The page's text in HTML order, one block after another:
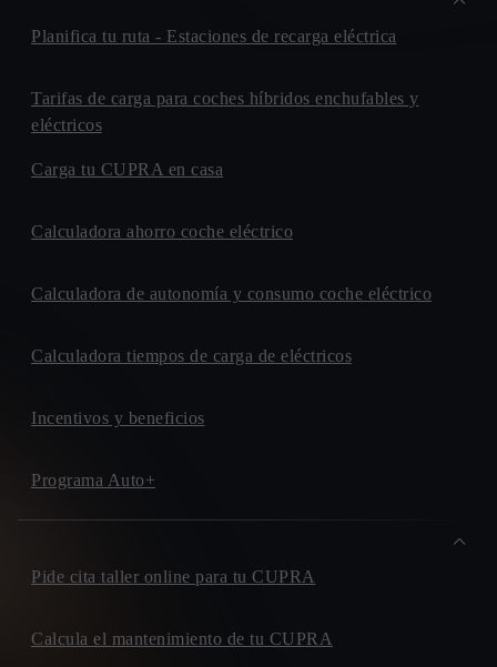
Planifica tu ruta - Estaciones de recarga eléctrica
Tarifas de carga para coches híbridos enchufables y
eléctricos
Carga tu CUPRA en casa
Calculadora ahorro coche eléctrico
Calculadora de autonomía y consumo coche eléctrico
Calculadora tiempos de carga de eléctricos
Incentivos y beneficios
Programa Auto+
Pide cita taller online para tu CUPRA
Calcula el mantenimiento de tu CUPRA